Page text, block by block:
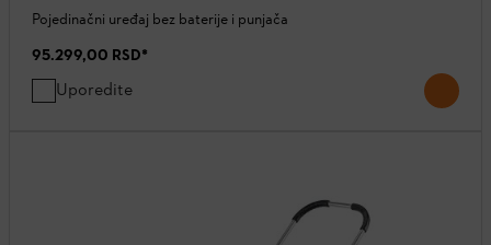
Pojedinačni uređaj bez baterije i punjača
95.299,00 RSD*
Uporedite